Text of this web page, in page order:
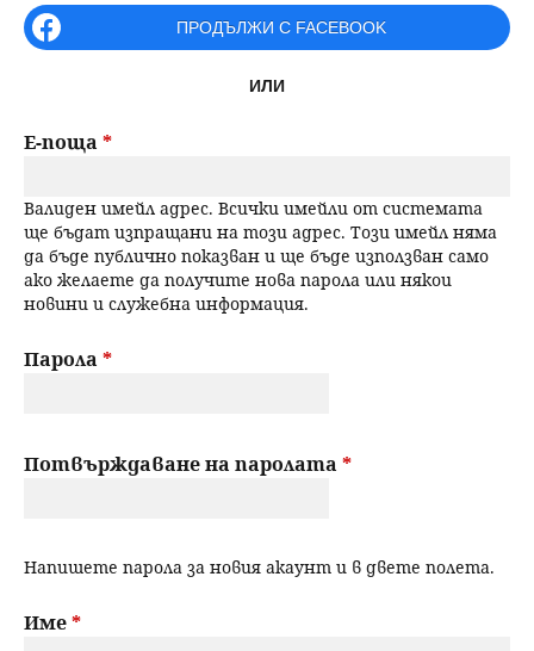
н
р
е
н
е
r
i
a
y
t
a
b
ПРОДЪЛЖИ С FACEBOOK
ИЛИ
Е-поща *
Валиден имейл адрес. Всички имейли от системата
ще бъдат изпращани на този адрес. Този имейл няма
да бъде публично показван и ще бъде използван само
ако желаете да получите нова парола или някои
новини и служебна информация.
Парола *
Потвърждаване на паролата *
Напишете парола за новия акаунт и в двете полета.
Име*